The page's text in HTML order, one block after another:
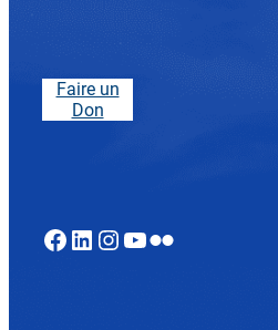
Faire un
Don
Facebook
LinkedIn
Instagram
YouTube
Flickr